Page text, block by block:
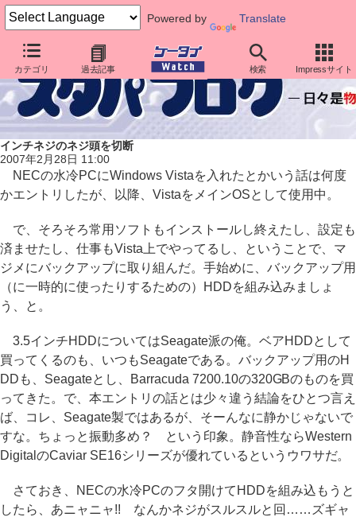
Powered by Translate
カテゴリ 過去記事 検索 Impressサイト
インチネジのネジ頭を切断
2007年2月28日 11:00
NECの水冷PCにWindows Vistaを入れたとかいう話は何度
かエントリしたが、以降、VistaをメインOSとして使用中。
で、そろそろ常用ソフトもインストールし終えたし、設定も
済ませたし、仕事もVista上でやってるし、ということで、マ
ジメにバックアップに取り組んだ。手始めに、バックアップ用
（に一時的に使ったりするための）HDDを組み込みましょ
う、と。
3.5インチHDDについてはSeagate派の俺。ベアHDDとして
買ってくるのも、いつもSeagateである。バックアップ用のH
DDも、Seagateとし、Barracuda 7200.10の320GBのものを買
ってきた。で、本エントリの話とは少々違う結論をひとつ言え
ば、コレ、Seagate製ではあるが、そーんなに静かじゃないで
すな。ちょっと振動多め？ という印象。静音性ならWestern
DigitalのCaviar SE16シリーズが優れているというウワサだ。
さておき、NECの水冷PCのフタ開けてHDDを組み込もうと
したら、あニャニャ!! なんかネジがスルスルと回……ズギャ